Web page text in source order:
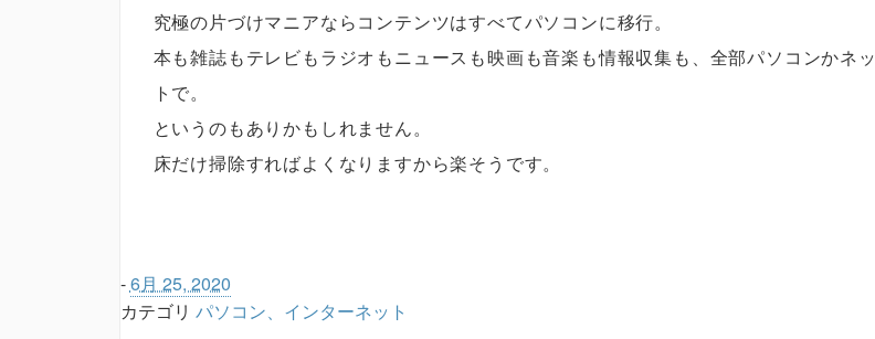
究極の片づけマニアならコンテンツはすべてパソコンに移行。
本も雑誌もテレビもラジオもニュースも映画も音楽も情報収集も、全部パソコンかネッ
トで。
というのもありかもしれません。
床だけ掃除すればよくなりますから楽そうです。
-6月 25, 2020
カテゴリ パソコン、インターネット